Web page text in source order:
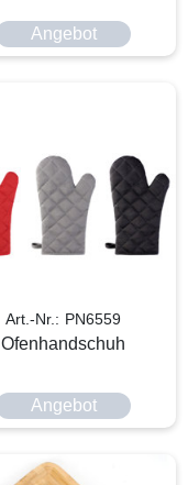
Angebot
Art.-Nr.: PN6559
Ofenhandschuh
Angebot